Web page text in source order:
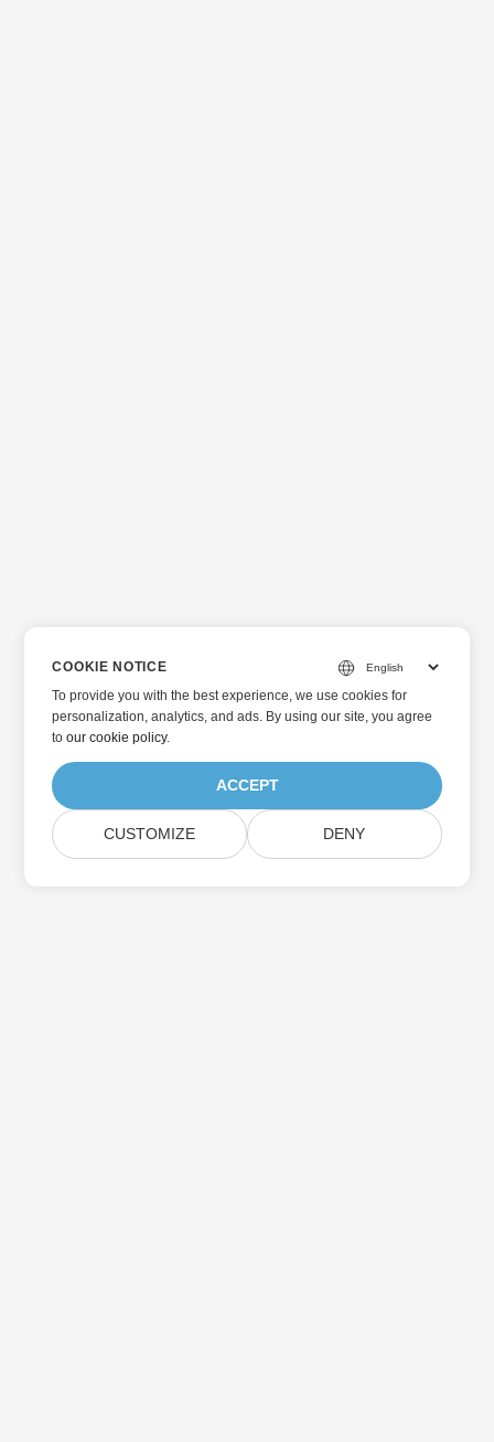
COOKIE NOTICE
To provide you with the best experience, we use cookies for
personalization, analytics, and ads. By using our site, you agree
toour cookie policy.
ACCEPT
CUSTOMIZE DENY